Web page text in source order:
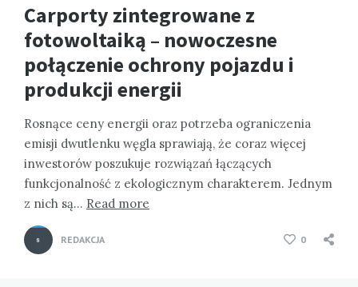
Carporty zintegrowane z
fotowoltaiką – nowoczesne
połączenie ochrony pojazdu i
produkcji energii
Rosnące ceny energii oraz potrzeba ograniczenia
emisji dwutlenku węgla sprawiają, że coraz więcej
inwestorów poszukuje rozwiązań łączących
funkcjonalność z ekologicznym charakterem. Jednym
z nich są… Read more
REDAKCJA 0